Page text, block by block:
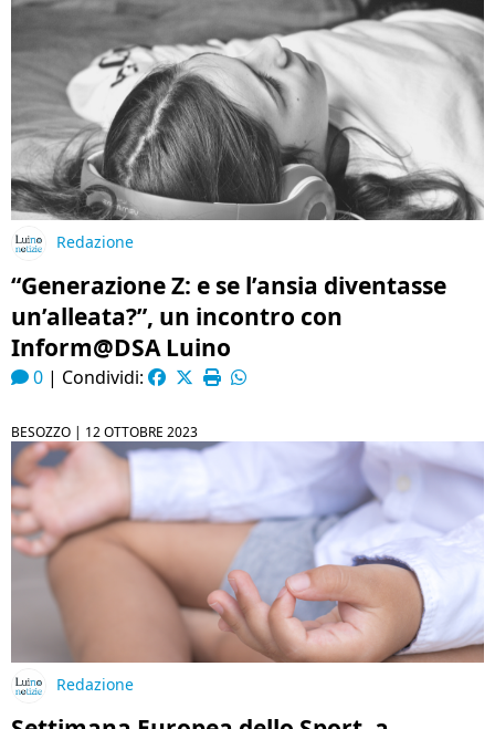
Redazione
“Generazione Z: e se l’ansia diventasse
un’alleata?”, un incontro con
Inform@DSA Luino
0 | Condividi:
BESOZZO | 12 OTTOBRE 2023
Redazione